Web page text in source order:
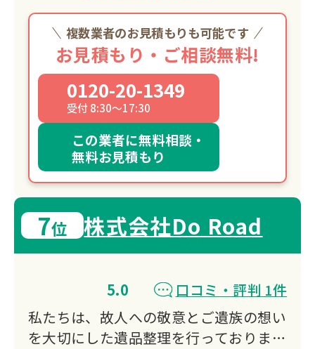
複数業者のお見積もりも可能です
お見積もり・ご相談無料!
0120-20-1349
受付 8:30～17:30
この業者に無料相談・
無料お見積もり
7位 株式会社Do Road
5.0
口コミ・評判 1件
私たちは、故人への敬意とご遺族の想い
を大切にした遺品整理を行っておりま